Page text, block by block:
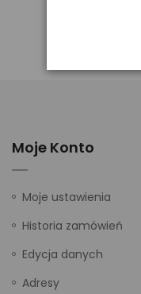
Moje Konto
Moje ustawienia
Historia zamówień
Edycja danych
Adresy